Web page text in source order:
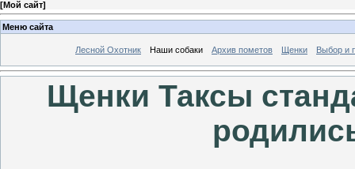
[Мой сайт]
Меню сайта
Лесной Охотник Наши собаки Архив пометов Щенки Выбор и
Щенки Таксы